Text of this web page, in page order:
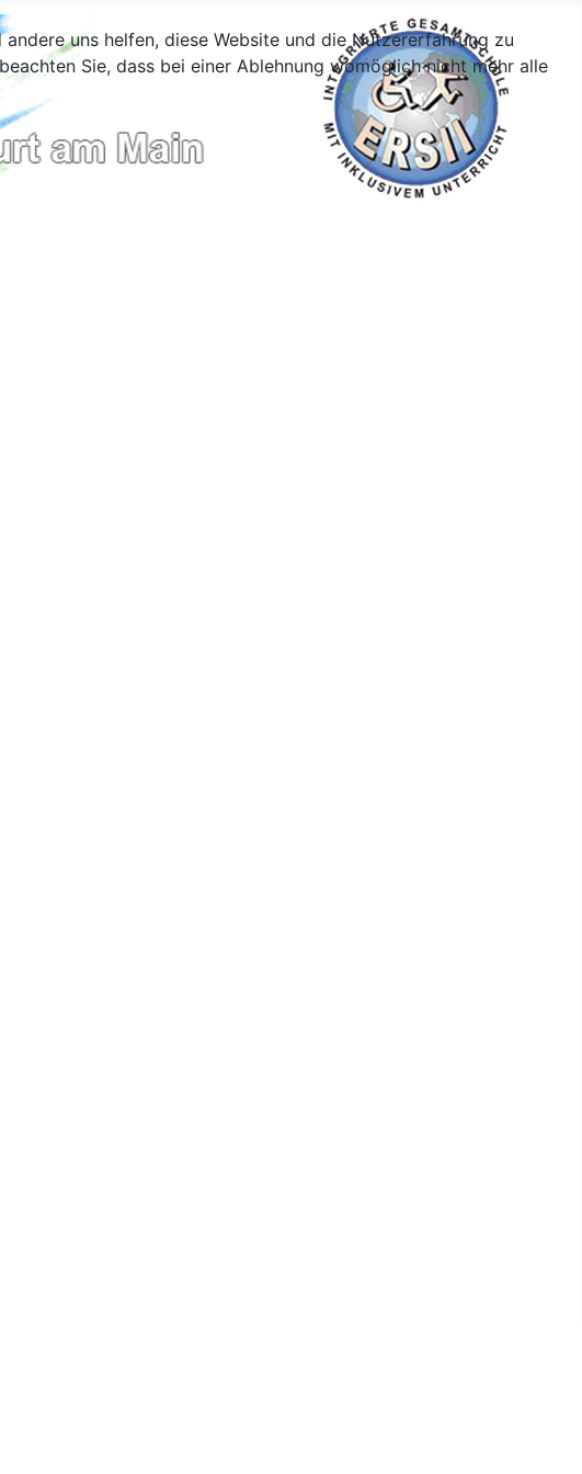
uns helfen, diese Website und die Nutzererfahrung zu
Sie, dass bei einer Ablehnung womöglich nicht mehr alle